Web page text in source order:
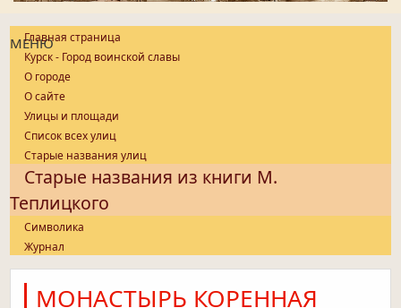
МЕНЮ
Главная страница
Курск - Город воинской славы
О городе
О сайте
Улицы и площади
Список всех улиц
Старые названия улиц
Старые названия из книги М.
Теплицкого
Символика
Журнал
МОНАСТЫРЬ КОРЕННАЯ